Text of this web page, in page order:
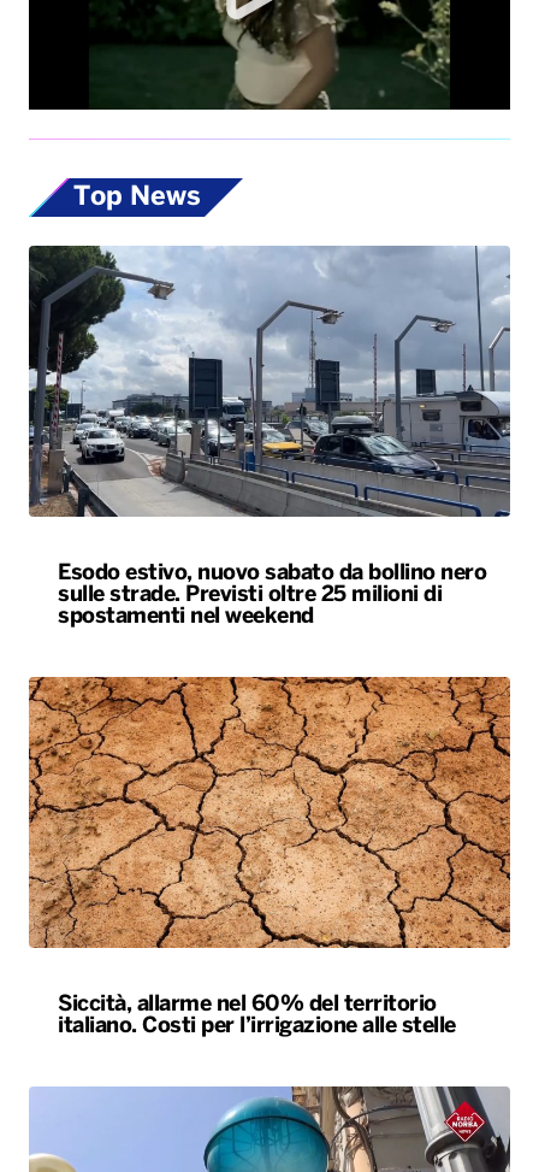
Top News
Esodo estivo, nuovo sabato da bollino nero
sulle strade. Previsti oltre 25 milioni di
spostamenti nel weekend
Siccità, allarme nel 60% del territorio
italiano. Costi per l’irrigazione alle stelle